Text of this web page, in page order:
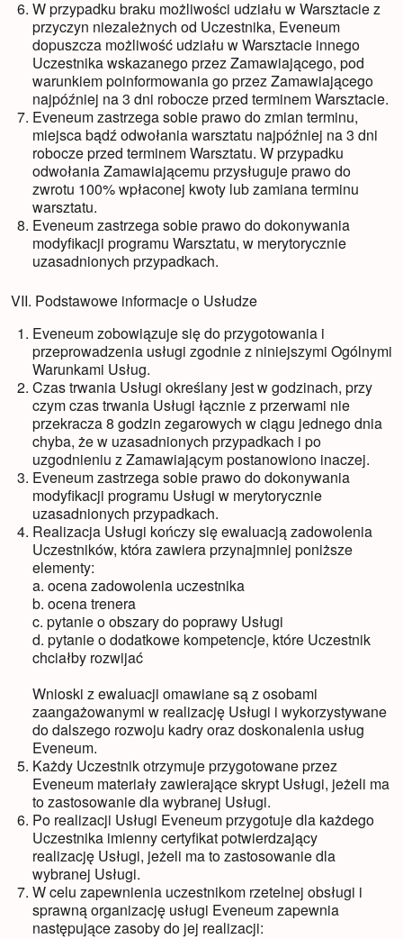
W przypadku braku możliwości udziału w Warsztacie z
przyczyn niezależnych od Uczestnika, Eveneum
dopuszcza możliwość udziału w Warsztacie innego
Uczestnika wskazanego przez Zamawiającego, pod
warunkiem poinformowania go przez Zamawiającego
najpóźniej na 3 dni robocze przed terminem Warsztacie.
Eveneum zastrzega sobie prawo do zmian terminu,
miejsca bądź odwołania warsztatu najpóźniej na 3 dni
robocze przed terminem Warsztatu. W przypadku
odwołania Zamawiającemu przysługuje prawo do
zwrotu 100% wpłaconej kwoty lub zamiana terminu
warsztatu.
Eveneum zastrzega sobie prawo do dokonywania
modyfikacji programu Warsztatu, w merytorycznie
uzasadnionych przypadkach.
VII. Podstawowe informacje o Usłudze
Eveneum zobowiązuje się do przygotowania i
przeprowadzenia usługi zgodnie z niniejszymi Ogólnymi
Warunkami Usług.
Czas trwania Usługi określany jest w godzinach, przy
czym czas trwania Usługi łącznie z przerwami nie
przekracza 8 godzin zegarowych w ciągu jednego dnia
chyba, że w uzasadnionych przypadkach i po
uzgodnieniu z Zamawiającym postanowiono inaczej.
Eveneum zastrzega sobie prawo do dokonywania
modyfikacji programu Usługi w merytorycznie
uzasadnionych przypadkach.
Realizacja Usługi kończy się ewaluacją zadowolenia
Uczestników, która zawiera przynajmniej poniższe
elementy:
a. ocena zadowolenia uczestnika
b. ocena trenera
c. pytanie o obszary do poprawy Usługi
d. pytanie o dodatkowe kompetencje, które Uczestnik
chciałby rozwijać
Wnioski z ewaluacji omawiane są z osobami
zaangażowanymi w realizację Usługi i wykorzystywane
do dalszego rozwoju kadry oraz doskonalenia usług
Eveneum.
Każdy Uczestnik otrzymuje przygotowane przez
Eveneum materiały zawierające skrypt Usługi, jeżeli ma
to zastosowanie dla wybranej Usługi.
Po realizacji Usługi Eveneum przygotuje dla każdego
Uczestnika imienny certyfikat potwierdzający
realizację Usługi, jeżeli ma to zastosowanie dla
wybranej Usługi.
W celu zapewnienia uczestnikom rzetelnej obsługi i
sprawną organizację usługi Eveneum zapewnia
następujące zasoby do jej realizacji: